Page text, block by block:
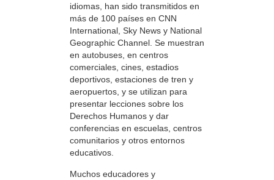
idiomas, han sido transmitidos en
más de 100 países en CNN
International, Sky News y National
Geographic Channel. Se muestran
en autobuses, en centros
comerciales, cines, estadios
deportivos, estaciones de tren y
aeropuertos, y se utilizan para
presentar lecciones sobre los
Derechos Humanos y dar
conferencias en escuelas, centros
comunitarios y otros entornos
educativos.
Muchos educadores y